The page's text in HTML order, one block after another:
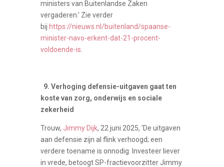
ministers van Buitenlandse Zaken
vergaderen.’ Zie verder
bij https://nieuws.nl/buitenland/spaanse-
minister-navo-erkent-dat-21-procent-
voldoende-is
9. Verhoging defensie-uitgaven gaat ten
koste van zorg, onderwijs en sociale
zekerheid
Trouw, Jimmy Dijk, 22 juni 2025, ‘De uitgaven
aan defensie zijn al flink verhoogd; een
verdere toename is onnodig. Investeer liever
in vrede, betoogt SP-fractievoorzitter Jimmy